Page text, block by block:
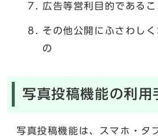
広告等営利目的であるこ
その他公開にふさわし
の
写真投稿機能の利用
写真投稿機能は、スマホ・タ